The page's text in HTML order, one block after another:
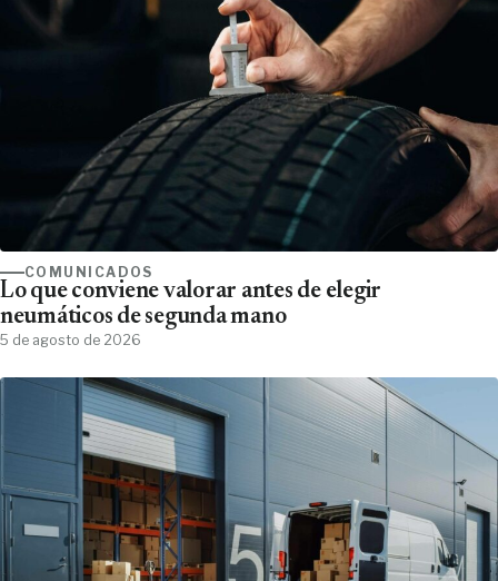
COMUNICADOS
Lo que conviene valorar antes de elegir
neumáticos de segunda mano
5 de agosto de 2026